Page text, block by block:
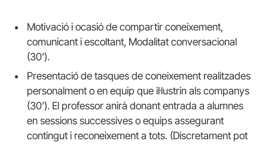
Motivació i ocasió de compartir coneixement,
comunicant i escoltant, Modalitat conversacional
(30’).
Presentació de tasques de coneixement realitzades
personalment o en equip que il·lustrin als companys
(30’). El professor anirà donant entrada a alumnes
en sessions successives o equips assegurant
contingut i reconeixement a tots. (Discretament pot